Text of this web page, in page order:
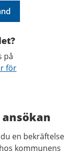
på
för
en bekräftelse
kommunens